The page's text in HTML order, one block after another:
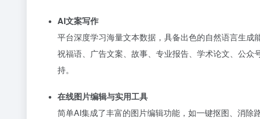
AI文案写作
平台深度学习海量文本数据，具备出色的自然语言生成
祝福语、广告文案、故事、专业报告、学术论文、公
持。
在线图片编辑与实用工具
简单AI集成了丰富的图片编辑功能，如一键抠图、消